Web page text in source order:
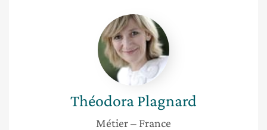
Théodora
Plagnard
ThéodoraPlagnard
Métier– France